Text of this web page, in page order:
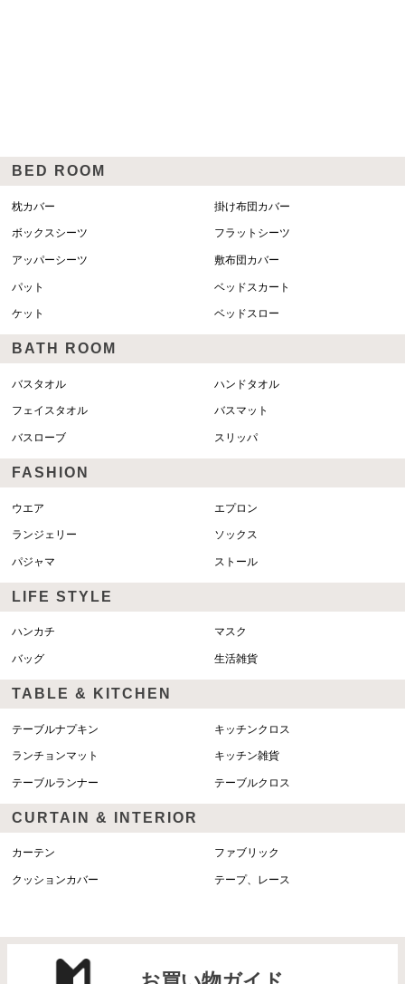
BED ROOM
枕カバー 掛け布団カバー
ボックスシーツ フラットシーツ
アッパーシーツ 敷布団カバー
パット ベッドスカート
ケット ベッドスロー
BATH ROOM
バスタオル ハンドタオル
フェイスタオル バスマット
バスローブ スリッパ
FASHION
ウエア エプロン
ランジェリー ソックス
パジャマ ストール
LIFE STYLE
ハンカチ マスク
バッグ 生活雑貨
TABLE & KITCHEN
テーブルナプキン キッチンクロス
ランチョンマット キッチン雑貨
テーブルランナー テーブルクロス
CURTAIN & INTERIOR
カーテン ファブリック
クッションカバー テープ、レース